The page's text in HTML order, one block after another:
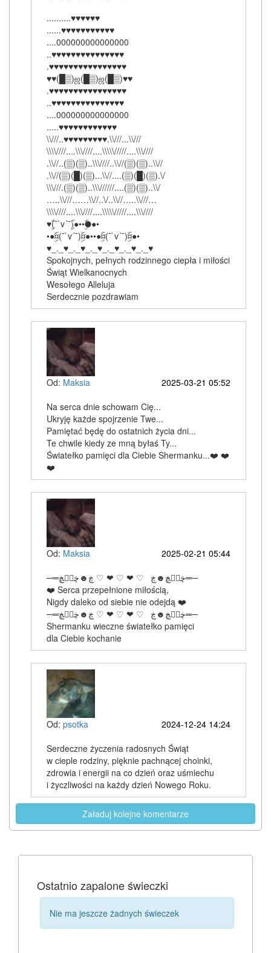
..........♥♥♥♥♥♥
......♥♥♥♥♥♥♥♥♥♥♥
....000000000000000
..♥♥♥♥♥♥♥♥♥♥♥♥♥♥♥
.♥♥♥♥♥♥♥♥♥♥♥♥♥♥♥♥
♥♥(█▒)ஜ(█▒)ஜ(█▒)♥♥
.♥♥♥♥♥♥♥♥♥♥♥♥♥♥♥♥
..♥♥♥♥♥♥♥♥♥♥♥♥♥♥♥
....000000000000000
.....♥♥♥♥♥♥♥♥♥♥♥♥
\\///..♥♥♥♥♥♥♥♥♥.\\///...\\///
\\\\////....\\\////....\\\\\/////....\\\////
.\\//..(▒)(▒)..\\\////..\\//(▒)(▒)..\\//
.\\//(▒)(█)(▒)...\\//....(▒)(█)(▒).\/
\\\///.(▒)(▒)..\\\//////....(▒)(▒)..\\/
…..\\///……\\//..\/..\\//…..\\///…
\\\\////....\\\////....\\\\\/////....\\\////
♥ّۣۜ(¯`v´¯)ّۣۜ●••●ّۣۜ●•
•●¤ّۣۜ(¯`v´¯)¤ّۣۜ●••●¤ّۣۜ(¯`v´¯)¤ّۣۜ●•
♥_._♥_._♥_._♥_._♥_._♥_._♥
Spokojnych, pełnych rodzinnego ciepła i miłości
Świąt Wielkanocnych
Wesołego Alleluja
Serdecznie pozdrawiam
Od: Maksia
2025-03-21 05:52
Na serca dnie schowam Cię...
Ukryję każde spojrzenie Twe...
Pamiętać będę do ostatnich życia dni...
Te chwile kiedy ze mną byłaś Ty...
Światełko pamięci dla Ciebie Shermanku...❤️ ❤️
❤️
Od: Maksia
2025-02-21 05:44
─═ڿڰۣڿ☻ڿ ♡ ❤ ♡ ❤ ♡ ڿ☻ڿڰۣڿ═─
❤️ Serca przepełnione miłością,
Nigdy daleko od siebie nie odejdą ❤️
─═ڿڰۣڿ☻ڿ ♡ ❤ ♡ ❤ ♡ ڿ☻ڿڰۣڿ═─
Shermanku wieczne światełko pamięci
dla Ciebie kochanie
Od: psotka
2024-12-24 14:24
Serdeczne życzenia radosnych Świąt
w cieple rodziny, pięknie pachnącej choinki,
zdrowia i energii na co dzień oraz uśmiechu
i życzliwości na każdy dzień Nowego Roku.
Załaduj kolejne komentarze
Ostatnio zapalone świeczki
Nie ma jeszcze żadnych świeczek